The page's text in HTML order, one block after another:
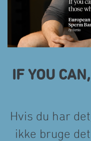
󠀰IF YOU
󠀰Hvis du har
ikke bruge